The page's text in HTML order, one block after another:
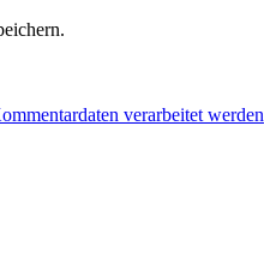
verarbeitet werden